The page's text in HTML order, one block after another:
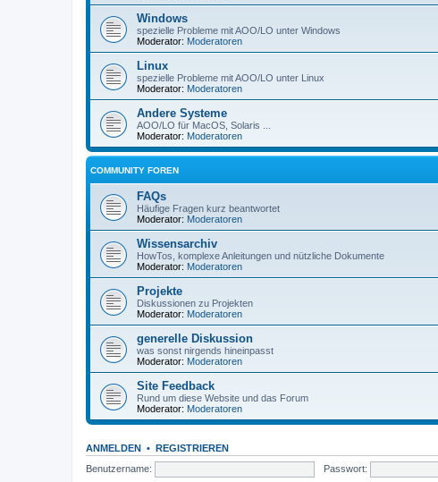
Windows
spezielle Probleme mit AOO/LO unter Windows
Moderator: Moderatoren
Linux
spezielle Probleme mit AOO/LO unter Linux
Moderator: Moderatoren
Andere Systeme
AOO/LO für MacOS, Solaris ...
Moderator: Moderatoren
COMMUNITY FOREN
FAQs
Häufige Fragen kurz beantwortet
Moderator: Moderatoren
Wissensarchiv
HowTos, komplexe Anleitungen und nützliche Dokumente
Moderator: Moderatoren
Projekte
Diskussionen zu Projekten
Moderator: Moderatoren
generelle Diskussion
was sonst nirgends hineinpasst
Moderator: Moderatoren
Site Feedback
Rund um diese Website und das Forum
Moderator: Moderatoren
ANMELDEN • REGISTRIEREN
Benutzername:
Passwort: